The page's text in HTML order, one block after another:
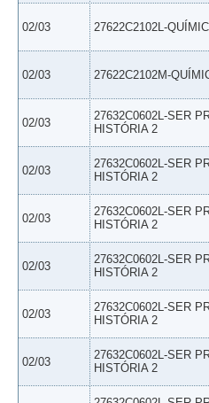
02/03 27622C2102L-
02/03 27622C2102M-
02/03
27632C0602L-SER
HISTÓRIA 2
02/03
27632C0602L-SER
HISTÓRIA 2
02/03
27632C0602L-SER
HISTÓRIA 2
02/03
27632C0602L-SER
HISTÓRIA 2
02/03
27632C0602L-SER
HISTÓRIA 2
02/03
27632C0602L-SER
HISTÓRIA 2